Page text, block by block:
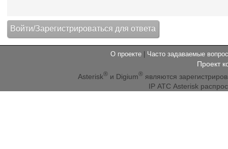
О проекте Часто задаваемые
Проект
Asterisk® и Digium® являются
IP АТС Asterisk